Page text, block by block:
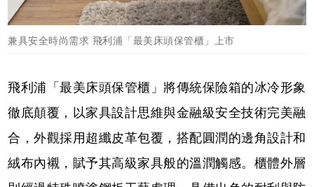
兼具安全時尚需求 飛利浦「最美床頭保管櫃」上市
飛利浦「最美床頭保管櫃」將傳統保險箱的冰冷形象
徹底顛覆，以家具設計思維與金融級安全技術完美融
合，外觀採用超纖皮革包覆，搭配圓潤的邊角設計和
絨布內襯，賦予其高級家具般的溫潤觸感。櫃體外層